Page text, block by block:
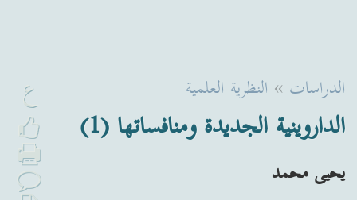
ع الدراسات » النظرية العلمية
الداروينية الجديدة ومنافساتها (1)
يحيى محمد